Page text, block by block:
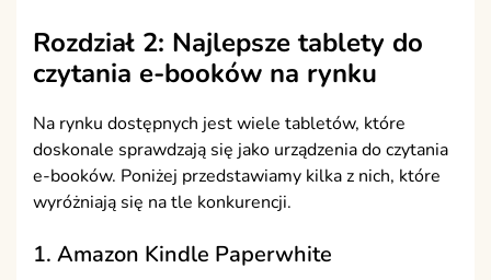
Rozdział 2: Najlepsze tablety do
czytania e-booków na rynku
Na rynku dostępnych jest wiele tabletów, które
doskonale sprawdzają się jako urządzenia do czytania
e-booków. Poniżej przedstawiamy kilka z nich, które
wyróżniają się na tle konkurencji.
1. Amazon Kindle Paperwhite